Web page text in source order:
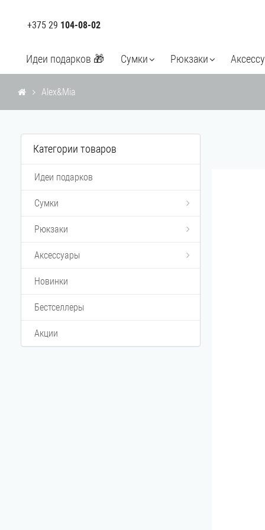
+375 29 104-08-02
Идеи подарков 🎁 Сумки Рюкзаки
Alex&Mia
Категории товаров
Идеи подарков
Сумки
Рюкзаки
Аксессуары
Новинки
Бестселлеры
Акции